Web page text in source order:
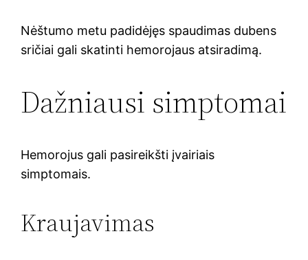
Nėštumo metu padidėjęs spaudimas dubens
sričiai gali skatinti hemorojaus atsiradimą.
Dažniausi simptomai
Hemorojus gali pasireikšti įvairiais
simptomais.
Kraujavimas